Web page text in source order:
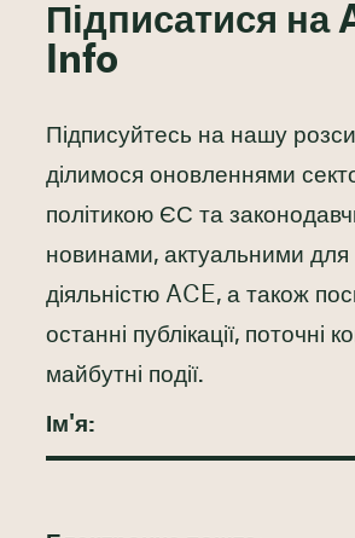
Підписатися на
Info
Підписуйтесь на нашу
ділимося оновленнями
політикою ЄС та
новинами, актуальними для
діяльністю ACE, а також
останні публікації, поточні
майбутні події.